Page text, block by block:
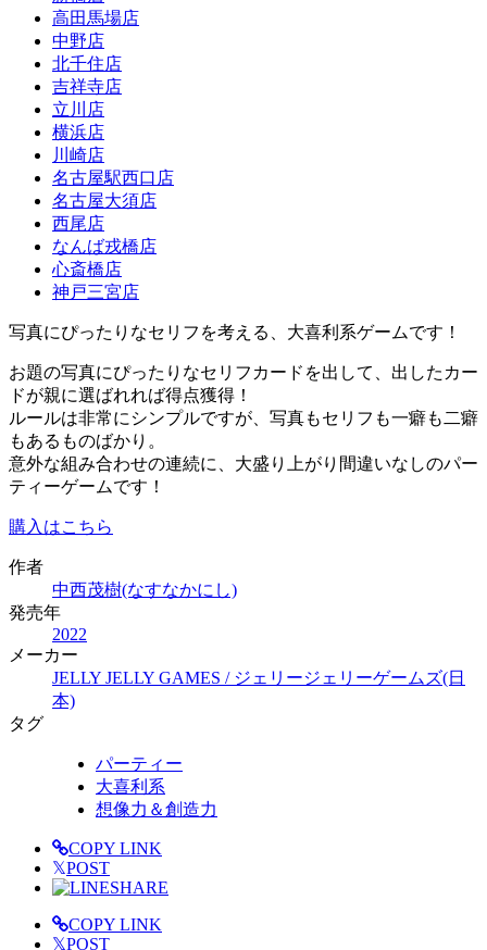
高田馬場店
中野店
北千住店
吉祥寺店
立川店
横浜店
川崎店
名古屋駅西口店
名古屋大須店
西尾店
なんば戎橋店
心斎橋店
神戸三宮店
写真にぴったりなセリフを考える、大喜利系ゲームです！
お題の写真にぴったりなセリフカードを出して、出したカー
ドが親に選ばれれば得点獲得！
ルールは非常にシンプルですが、写真もセリフも一癖も二癖
もあるものばかり。
意外な組み合わせの連続に、大盛り上がり間違いなしのパー
ティーゲームです！
購入はこちら
作者
中西茂樹(なすなかにし)
発売年
2022
メーカー
JELLY JELLY GAMES / ジェリージェリーゲームズ(日
本)
タグ
パーティー
大喜利系
想像力＆創造力
COPY LINK
𝕏POST
SHARE
COPY LINK
𝕏POST